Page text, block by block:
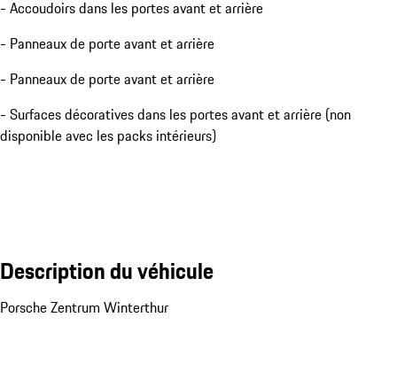
- Accoudoirs dans les portes avant et arrière
- Panneaux de porte avant et arrière
- Panneaux de porte avant et arrière
- Surfaces décoratives dans les portes avant et arrière (non
disponible avec les packs intérieurs)
Description du véhicule
Porsche Zentrum Winterthur